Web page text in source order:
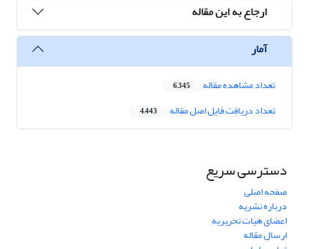
ارجاع به این مقاله
آمار
تعداد مشاهده مقاله 6,345
تعداد دریافت فایل اصل مقاله 4,443
دسترسی سریع
صفحه اصلی
درباره نشریه
اعضای هیات تحریریه
ارسال مقاله